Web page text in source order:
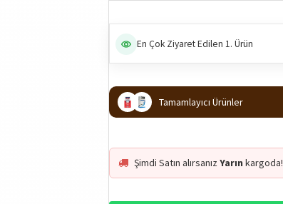
En Çok Ziyaret Edilen 1. Ürün
Tamamlayıcı Ürünler
Şimdi Satın alırsanızYarın kargoda!